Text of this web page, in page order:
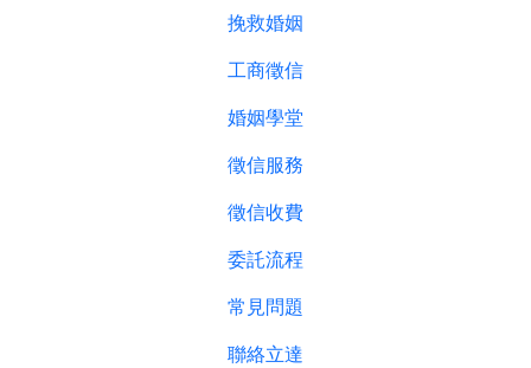
挽救婚姻
工商徵信
婚姻學堂
徵信服務
徵信收費
委託流程
常見問題
聯絡立達